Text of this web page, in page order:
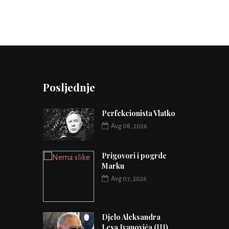
Posljednje
Perfekcionista Vlatko
Avg 08, 2026
Prigovori i pogrde
Marku
Avg 07, 2026
Djelo Aleksandra